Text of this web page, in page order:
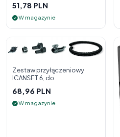
51,78 PLN
W magazynie
Zestaw przyłączeniowy
ICANSET 6, do
68,96 PLN
W magazynie